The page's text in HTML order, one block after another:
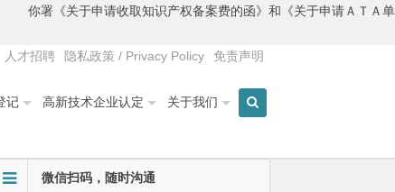
你署《关于申请收取知识产权备案费的函》和《关于申请ＡＴＡ单
人才招聘 隐私政策 / Privacy Policy 免责声明
记 高新技术企业认定 关于我们
微信扫码，随时沟通